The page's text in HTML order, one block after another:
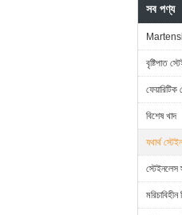
সব পণ্য
বৃষ্টিপাত
ফেয়ারিটিক
বিশেষ খাদ
যথার্থ
স্টেইনলেস